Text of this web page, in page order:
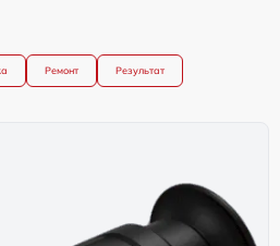
Ремонт Результат